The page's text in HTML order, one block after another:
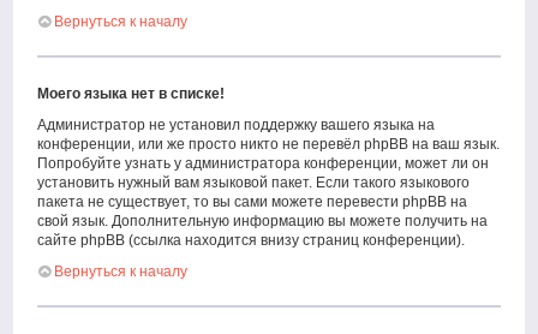
Вернуться к началу
Моего языка нет в списке!
Администратор не установил поддержку вашего языка на
конференции, или же просто никто не перевёл phpBB на ваш язык.
Попробуйте узнать у администратора конференции, может ли он
установить нужный вам языковой пакет. Если такого языкового
пакета не существует, то вы сами можете перевести phpBB на
свой язык. Дополнительную информацию вы можете получить на
сайте phpBB (ссылка находится внизу страниц конференции).
Вернуться к началу